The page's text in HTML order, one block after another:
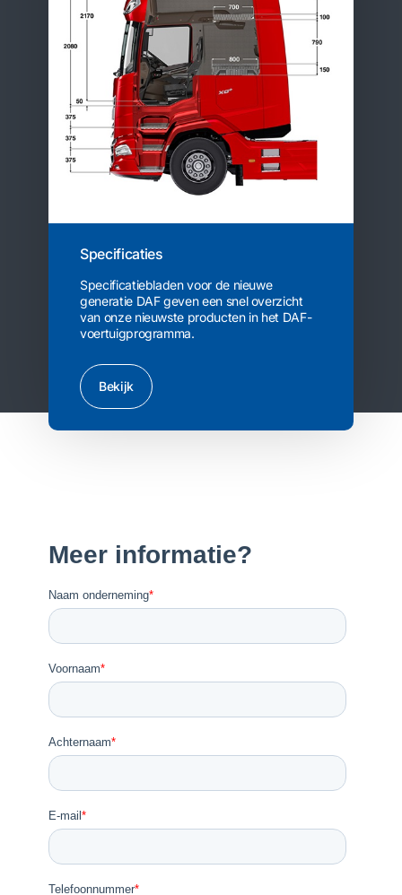
Specificaties
Specificatiebladen voor de nieuwe
generatie DAF geven een snel overzicht
van onze nieuwste producten in het DAF-
voertuigprogramma.
Bekijk